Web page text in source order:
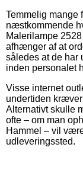
Temmelig mange
næstkommende
Malerilampe
afhænger af at
således at de har
inden personalet
Visse internet
undertiden kræver
Alternativt skulle
ofte – om man
Hammel – vil
udleveringssted.